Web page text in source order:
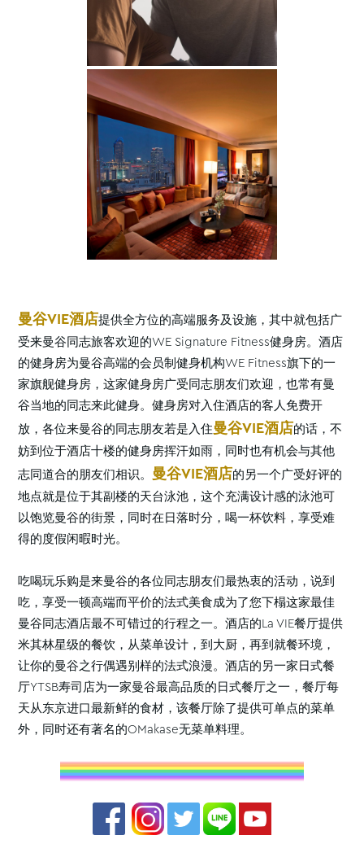
曼谷VIE酒店提供全方位的高端服务及设施，其中就包括广
受来曼谷同志旅客欢迎的WE Signature Fitness健身房。酒店
的健身房为曼谷高端的会员制健身机构WE Fitness旗下的一
家旗舰健身房，这家健身房广受同志朋友们欢迎，也常有曼
谷当地的同志来此健身。健身房对入住酒店的客人免费开
放，各位来曼谷的同志朋友若是入住曼谷VIE酒店的话，不
妨到位于酒店十楼的健身房挥汗如雨，同时也有机会与其他
志同道合的朋友们相识。曼谷VIE酒店的另一个广受好评的
地点就是位于其副楼的天台泳池，这个充满设计感的泳池可
以饱览曼谷的街景，同时在日落时分，喝一杯饮料，享受难
得的度假闲暇时光。
吃喝玩乐购是来曼谷的各位同志朋友们最热衷的活动，说到
吃，享受一顿高端而平价的法式美食成为了您下榻这家最佳
曼谷同志酒店最不可错过的行程之一。酒店的La VIE餐厅提供
米其林星级的餐饮，从菜单设计，到大厨，再到就餐环境，
让你的曼谷之行偶遇别样的法式浪漫。酒店的另一家日式餐
厅YTSB寿司店为一家曼谷最高品质的日式餐厅之一，餐厅每
天从东京进口最新鲜的食材，该餐厅除了提供可单点的菜单
外，同时还有著名的OMakase无菜单料理。